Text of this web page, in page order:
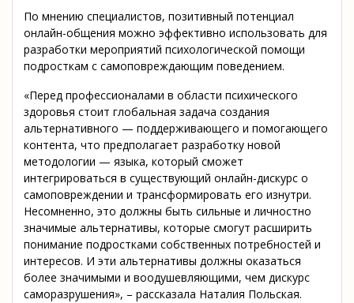
По мнению специалистов, позитивный потенциал
онлайн-общения можно эффективно использовать для
разработки мероприятий психологической помощи
подросткам с самоповреждающим поведением.
«Перед профессионалами в области психического
здоровья стоит глобальная задача создания
альтернативного — поддерживающего и помогающего
контента, что предполагает разработку новой
методологии — языка, который сможет
интегрироваться в существующий онлайн-дискурс о
самоповреждении и трансформировать его изнутри.
Несомненно, это должны быть сильные и личностно
значимые альтернативы, которые смогут расширить
понимание подростками собственных потребностей и
интересов. И эти альтернативы должны оказаться
более значимыми и воодушевляющими, чем дискурс
саморазрушения», – рассказала Наталия Польская.